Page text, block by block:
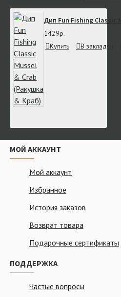
Дип Fun Fishing Classic
1429р.
Купить
В закладки
МОЙ АККАУНТ
Мой аккаунт
Избранное
История заказов
Возврат товара
Подарочные сертификаты
ПОДДЕРЖКА
Частые вопросы